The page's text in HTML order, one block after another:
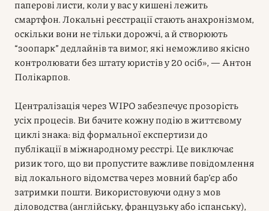
паперові листи, коли у вас у кишені лежить
смартфон. Локальні реєстрації стають анахронізмом,
оскільки вони не тільки дорожчі, а й створюють
“зоопарк” дедлайнів та вимог, які неможливо якісно
контролювати без штату юристів у 20 осіб», — Антон
Полікарпов.
Централізація через WIPO забезпечує прозорість
усіх процесів. Ви бачите кожну подію в життєвому
циклі знака: від формальної експертизи до
публікації в міжнародному реєстрі. Це виключає
ризик того, що ви пропустите важливе повідомлення
від локального відомства через мовний бар’єр або
затримки пошти. Використовуючи одну з мов
діловодства (англійську, французьку або іспанську),